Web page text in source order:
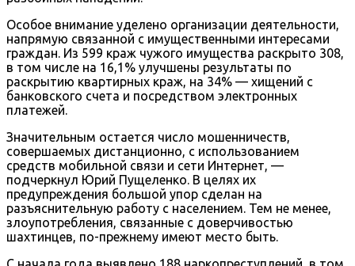
Особое внимание уделено организации деятельности,
напрямую связанной с имущественными интересами
граждан. Из 599 краж чужого имущества раскрыто 308,
в том числе на 16,1% улучшены результаты по
раскрытию квартирных краж, на 34% — хищений с
банковского счета и посредством электронных
платежей.
Значительным остается число мошенничеств,
совершаемых дистанционно, с использованием
средств мобильной связи и сети Интернет, —
подчеркнул Юрий Пущеленко. В целях их
предупреждения большой упор сделан на
разъяснительную работу с населением. Тем не менее,
злоупотребления, связанные с доверчивостью
шахтинцев, по-прежнему имеют место быть.